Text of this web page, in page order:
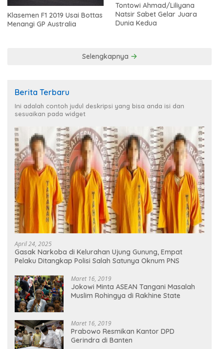
Klasemen F1 2019 Usai Bottas
Menangi GP Australia
Tontowi Ahmad/Liliyana
Natsir Sabet Gelar Juara
Dunia Kedua
Selengkapnya
Berita Terbaru
Ini adalah contoh judul deskripsi yang bisa anda isi dan
sesuaikan pada widget
April 24, 2025
Gasak Narkoba di Kelurahan Ujung Gunung, Empat
Pelaku Ditangkap Polisi Salah Satunya Oknum PNS
Maret 16, 2019
Jokowi Minta ASEAN Tangani Masalah
Muslim Rohingya di Rakhine State
Maret 16, 2019
Prabowo Resmikan Kantor DPD
Gerindra di Banten